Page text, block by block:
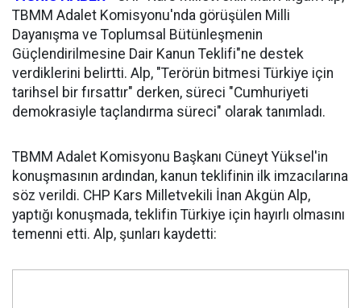
TBMM Adalet Komisyonu'nda görüşülen Milli
Dayanışma ve Toplumsal Bütünleşmenin
Güçlendirilmesine Dair Kanun Teklifi"ne destek
verdiklerini belirtti. Alp, "Terörün bitmesi Türkiye için
tarihsel bir fırsattır" derken, süreci "Cumhuriyeti
demokrasiyle taçlandırma süreci" olarak tanımladı.
TBMM Adalet Komisyonu Başkanı Cüneyt Yüksel'in
konuşmasının ardından, kanun teklifinin ilk imzacılarına
söz verildi. CHP Kars Milletvekili İnan Akgün Alp,
yaptığı konuşmada, teklifin Türkiye için hayırlı olmasını
temenni etti. Alp, şunları kaydetti: